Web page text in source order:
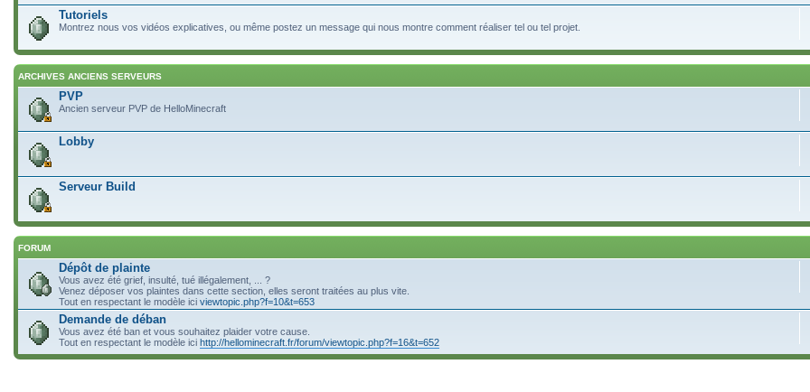
Tutoriels
Montrez nous vos vidéos explicatives, ou même postez un message qui nous montre comment réaliser tel ou tel projet.
ARCHIVES ANCIENS SERVEURS
PVP
Ancien serveur PVP de HelloMinecraft
Lobby
Serveur Build
FORUM
Dépôt de plainte
Vous avez été grief, insulté, tué illégalement, ... ?
Venez déposer vos plaintes dans cette section, elles seront traitées au plus vite.
Tout en respectant le modèle ici viewtopic.php?f=10&t=653
Demande de déban
Vous avez été ban et vous souhaitez plaider votre cause.
Tout en respectant le modèle ici http://hellominecraft.fr/forum/viewtopic.php?f=16&t=652